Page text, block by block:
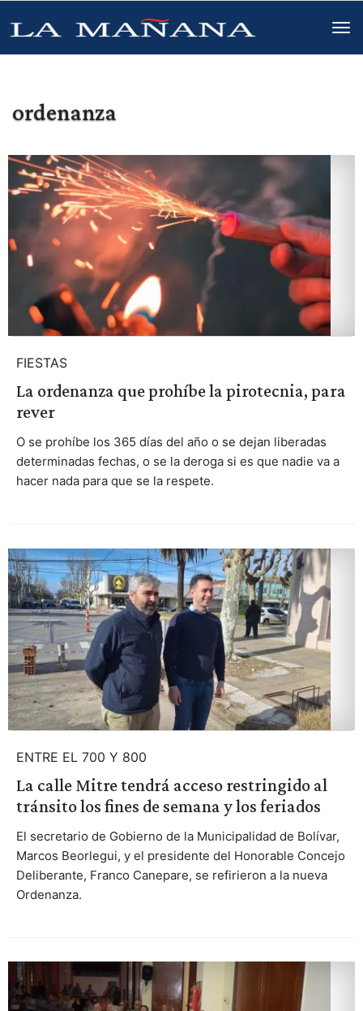
ordenanza
FIESTAS
La ordenanza que prohíbe la pirotecnia, para
rever
O se prohíbe los 365 días del año o se dejan liberadas
determinadas fechas, o se la deroga si es que nadie va a
hacer nada para que se la respete.
ENTRE EL 700 Y 800
La calle Mitre tendrá acceso restringido al
tránsito los fines de semana y los feriados
El secretario de Gobierno de la Municipalidad de Bolívar,
Marcos Beorlegui, y el presidente del Honorable Concejo
Deliberante, Franco Canepare, se refirieron a la nueva
Ordenanza.